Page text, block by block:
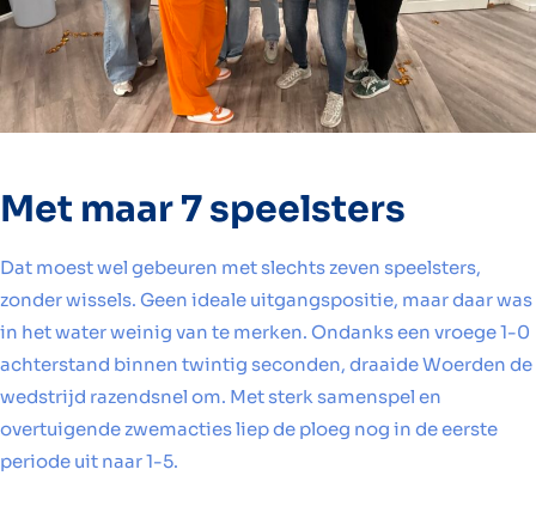
Met maar 7 speelsters
Dat moest wel gebeuren met slechts zeven speelsters,
zonder wissels. Geen ideale uitgangspositie, maar daar was
in het water weinig van te merken. Ondanks een vroege 1-0
achterstand binnen twintig seconden, draaide Woerden de
wedstrijd razendsnel om. Met sterk samenspel en
overtuigende zwemacties liep de ploeg nog in de eerste
periode uit naar 1-5.